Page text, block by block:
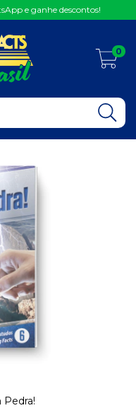
e ganhe descontos!
0